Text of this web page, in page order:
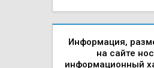
Информация,
на сайте
информационный